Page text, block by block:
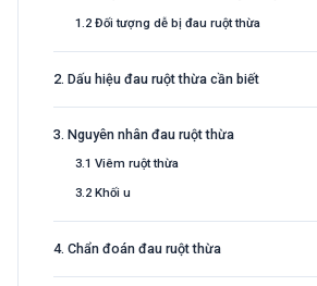
1.2 Đối tượng dễ bị đau ruột thừa
2. Dấu hiệu đau ruột thừa cần biết
3. Nguyên nhân đau ruột thừa
3.1 Viêm ruột thừa
3.2 Khối u
4. Chẩn đoán đau ruột thừa